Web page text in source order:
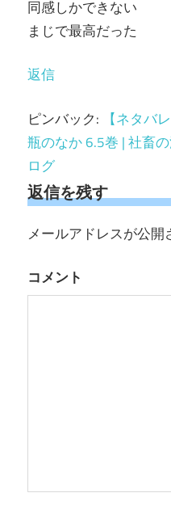
同感しかできない
まじで最高だった
返信
ピンバック: 【ネタバ
瓶のなか 6.5巻 | 社畜
ログ
返信を残す
メールアドレスが公開
コメント